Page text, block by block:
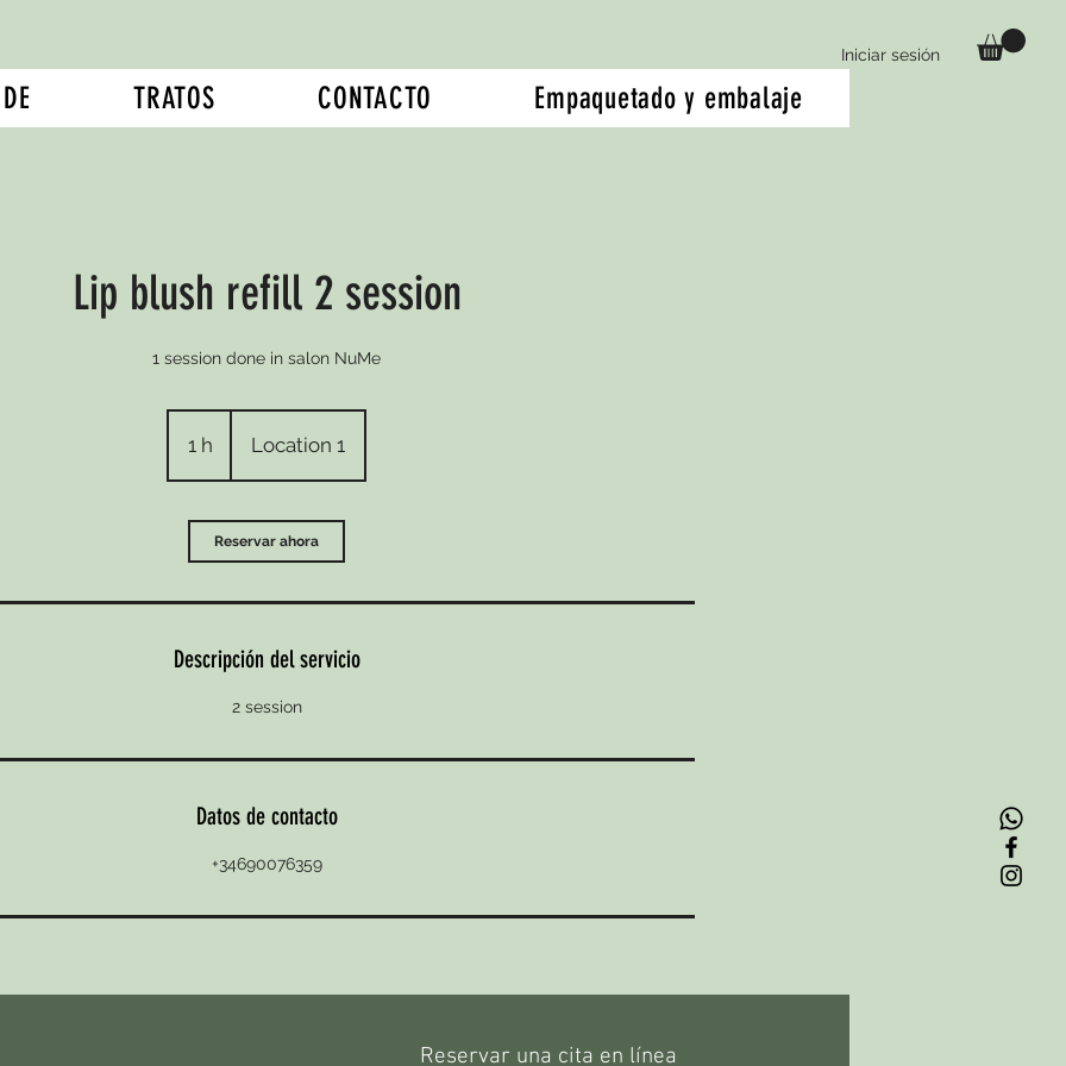
Iniciar sesión
TRATOS CONTACTO Empaquetado y embalaje
Lip blush refill 2 session
1 session done in salon NuMe
1 h Location 1
Reservar ahora
Descripción del servicio
2 session
Datos de contacto
+34690076359
Reservar una cita en línea